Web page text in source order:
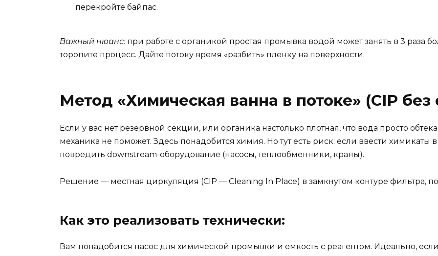
перекройте байпас.
Важный нюанс:при работе с органикой простая промывка водой может занять в 3 раза
торопите процесс. Дайте потоку время «разбить» пленку на поверхности.
Метод «Химическая ванна в потоке» (CIP без
Если у вас нет резервной секции, или органика настолько плотная, что вода просто
механика не поможет. Здесь понадобится химия. Но тут есть риск: если ввести химикаты
повредить downstream-оборудование (насосы, теплообменники, краны).
Решение — местная циркуляция (CIP — Cleaning In Place) в замкнутом контуре фильтра,
Как это реализовать технически:
Вам понадобится насос для химической промывки и емкость с реагентом. Идеально,